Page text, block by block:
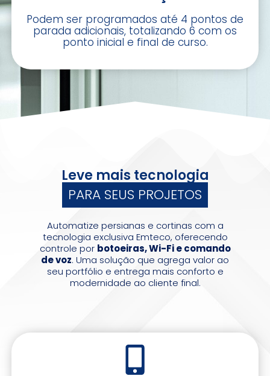
Podem ser programados até 4 pontos de
parada adicionais, totalizando 6 com os
ponto inicial e final de curso.
Leve mais tecnologia
PARA SEUS PROJETOS
Automatize persianas e cortinas com a
tecnologia exclusiva Emteco, oferecendo
controle por botoeiras, Wi-Fi e comando
de voz. Uma solução que agrega valor ao
seu portfólio e entrega mais conforto e
modernidade ao cliente final.